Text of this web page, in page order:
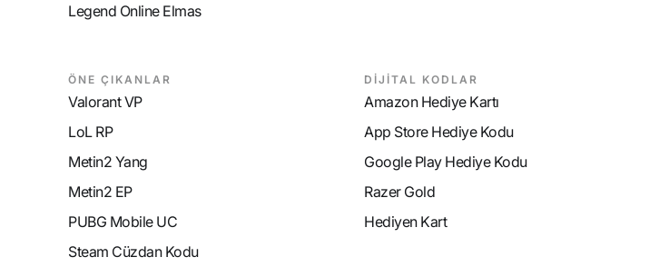
Legend Online Elmas
ÖNE ÇIKANLAR
Valorant VP
LoL RP
Metin2 Yang
Metin2 EP
PUBG Mobile UC
Steam Cüzdan Kodu
DİJİTAL KODLAR
Amazon Hediye Kartı
App Store Hediye Kodu
Google Play Hediye Kodu
Razer Gold
Hediyen Kart